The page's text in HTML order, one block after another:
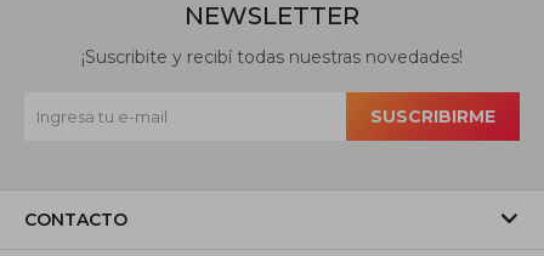
CONTACTO
NEWSLETTER
¡Suscribite y recibí todas nuestras novedades!
SUSCRIBIRME